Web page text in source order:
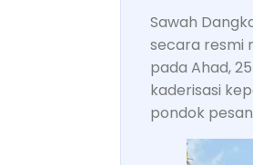
Sawah
secara resmi
pada Ahad,
kaderisasi
pondok